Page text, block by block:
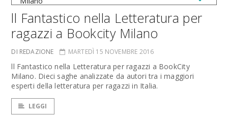
ll Fantastico nella Letteratura per
ragazzi a Bookcity Milano
DI REDAZIONE MARTEDÌ 15 NOVEMBRE 2016
ll Fantastico nella Letteratura per ragazzi a BookCity
Milano. Dieci saghe analizzate da autori tra i maggiori
esperti della letteratura per ragazzi in Italia.
LEGGI